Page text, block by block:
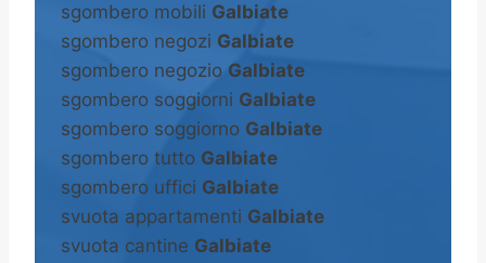
sgombero mobili Galbiate
sgombero negozi Galbiate
sgombero negozio Galbiate
sgombero soggiorni Galbiate
sgombero soggiorno Galbiate
sgombero tutto Galbiate
sgombero uffici Galbiate
svuota appartamenti Galbiate
svuota cantine Galbiate